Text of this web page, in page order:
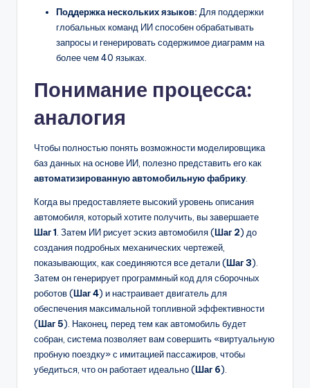
Поддержка нескольких языков: Для поддержки
глобальных команд ИИ способен обрабатывать
запросы и генерировать содержимое диаграмм на
более чем 40 языках.
Понимание процесса:
аналогия
Чтобы полностью понять возможности моделировщика
баз данных на основе ИИ, полезно представить его как
автоматизированную автомобильную фабрику.
Когда вы предоставляете высокий уровень описания
автомобиля, который хотите получить, вы завершаете
Шаг 1. Затем ИИ рисует эскиз автомобиля (Шаг 2) до
создания подробных механических чертежей,
показывающих, как соединяются все детали (Шаг 3).
Затем он генерирует программный код для сборочных
роботов (Шаг 4) и настраивает двигатель для
обеспечения максимальной топливной эффективности
(Шаг 5). Наконец, перед тем как автомобиль будет
собран, система позволяет вам совершить «виртуальную
пробную поездку» с имитацией пассажиров, чтобы
убедиться, что он работает идеально (Шаг 6).